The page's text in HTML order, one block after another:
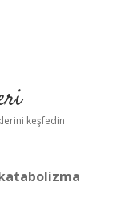
keşfedin